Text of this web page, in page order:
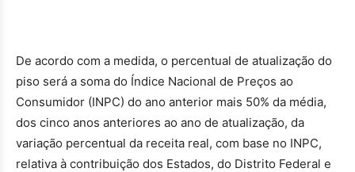
De acordo com a medida, o percentual de atualização do
piso será a soma do Índice Nacional de Preços ao
Consumidor (INPC) do ano anterior mais 50% da média,
dos cinco anos anteriores ao ano de atualização, da
variação percentual da receita real, com base no INPC,
relativa à contribuição dos Estados, do Distrito Federal e